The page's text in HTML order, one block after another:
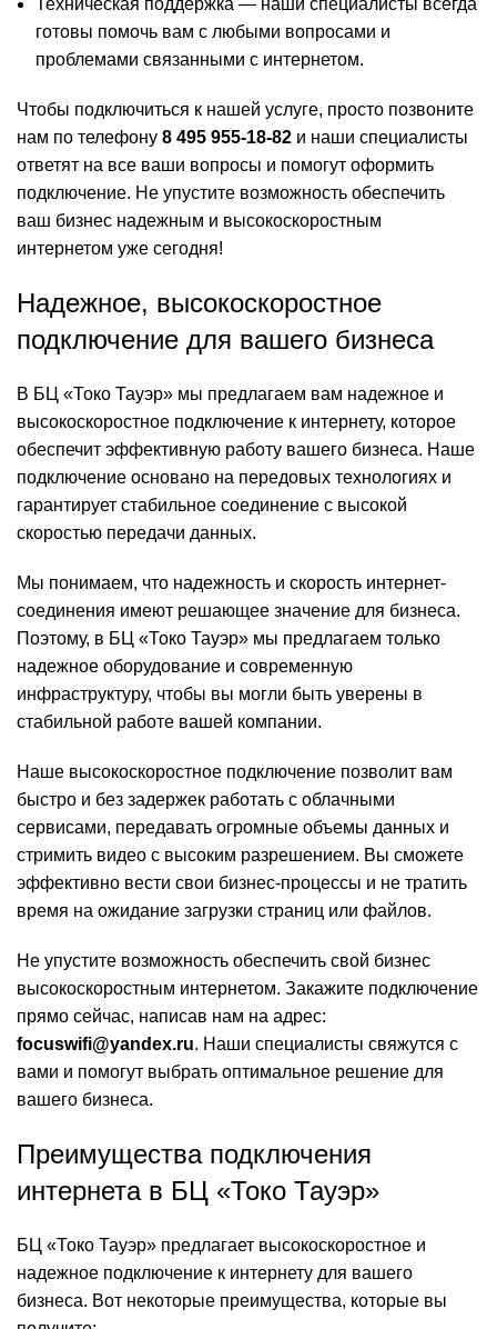
готовы помочь вам с любыми вопросами и
проблемами связанными с интернетом.
Чтобы подключиться к нашей услуге, просто позвоните
нам по телефону 8 495 955-18-82 и наши специалисты
ответят на все ваши вопросы и помогут оформить
подключение. Не упустите возможность обеспечить
ваш бизнес надежным и высокоскоростным
интернетом уже сегодня!
Надежное, высокоскоростное
подключение для вашего бизнеса
В БЦ «Токо Тауэр» мы предлагаем вам надежное и
высокоскоростное подключение к интернету, которое
обеспечит эффективную работу вашего бизнеса. Наше
подключение основано на передовых технологиях и
гарантирует стабильное соединение с высокой
скоростью передачи данных.
Мы понимаем, что надежность и скорость интернет-
соединения имеют решающее значение для бизнеса.
Поэтому, в БЦ «Токо Тауэр» мы предлагаем только
надежное оборудование и современную
инфраструктуру, чтобы вы могли быть уверены в
стабильной работе вашей компании.
Наше высокоскоростное подключение позволит вам
быстро и без задержек работать с облачными
сервисами, передавать огромные объемы данных и
стримить видео с высоким разрешением. Вы сможете
эффективно вести свои бизнес-процессы и не тратить
время на ожидание загрузки страниц или файлов.
Не упустите возможность обеспечить свой бизнес
высокоскоростным интернетом. Закажите подключение
прямо сейчас, написав нам на адрес:
focuswifi@yandex.ru. Наши специалисты свяжутся с
вами и помогут выбрать оптимальное решение для
вашего бизнеса.
Преимущества подключения
интернета в БЦ «Токо Тауэр»
БЦ «Токо Тауэр» предлагает высокоскоростное и
надежное подключение к интернету для вашего
бизнеса. Вот некоторые преимущества, которые вы